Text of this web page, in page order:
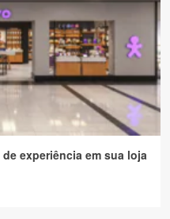
experiência em sua loja